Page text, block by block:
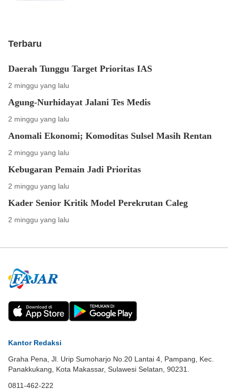
Terbaru
Daerah Tunggu Target Prioritas IAS
2 minggu yang lalu
Agung-Nurhidayat Jalani Tes Medis
2 minggu yang lalu
Anomali Ekonomi; Komoditas Sulsel Masih Rentan
2 minggu yang lalu
Kebugaran Pemain Jadi Prioritas
2 minggu yang lalu
Kader Senior Kritik Model Perekrutan Caleg
2 minggu yang lalu
Kantor Redaksi
Graha Pena, Jl. Urip Sumoharjo No.20 Lantai 4, Pampang, Kec.
Panakkukang, Kota Makassar, Sulawesi Selatan, 90231.
0811-462-222